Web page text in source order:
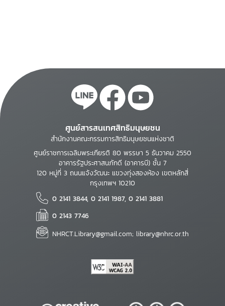
ศูนย์สารสนเทศสิทธิมนุษยชน
สำนักงานคณะกรรมการสิทธิมนุษยชนแห่งชาติ
ศูนย์ราชการเฉลิมพระเกียรติ 80 พรรษา 5 ธันวาคม 2550
อาคารรัฐประศาสนภักดี (อาคารบี) ชั้น 7
120 หมู่ที่ 3 ถนนแจ้งวัฒนะ แขวงทุ่งสองห้อง เขตหลักสี่
กรุงเทพฯ 10210
0 2141 3844, 0 2141 1987, 0 2141 3881
0 2143 7746
NHRCT.Library@gmail.com; library@nhrc.or.th